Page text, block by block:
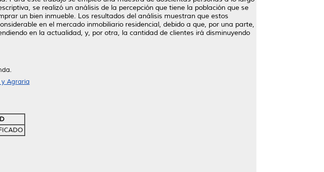
se realizó un análisis de la percepción que tiene la población que se
un bien inmueble. Los resultados del análisis muestran que estos
en el mercado inmobiliario residencial, debido a que, por una parte,
en la actualidad, y, por otra, la cantidad de clientes irá disminuyendo
y Agraria